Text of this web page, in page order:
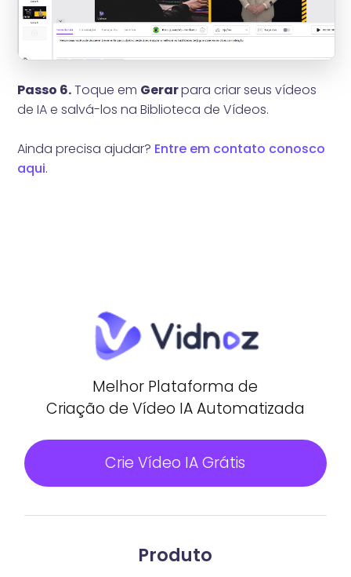
Passo 6.Toque em Gerarpara criar seus vídeos
de IA e salvá-los na Biblioteca de Vídeos.
Ainda precisa ajudar? Entre em contato conosco
aqui.
Melhor Plataforma de
Criação de Vídeo IA Automatizada
Crie Vídeo IA Grátis
Produto